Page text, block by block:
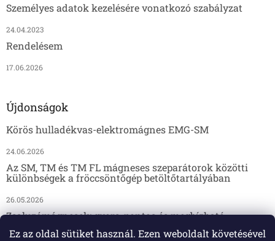
Ez az oldal sütiket használ. Ezen weboldalt követésével
Személyes adatok kezelésére vonatkozó szabályzat
24.04.2023
Rendelésem
17.06.2026
Újdonságok
Körös hulladékvas-elektromágnes EMG-SM
24.06.2026
Az SM, TM és TM FL mágneses szeparátorok közötti
különbségek a fröccsöntőgép betöltőtartályában
26.05.2026
Zsaluzómágnesek: gyors, pontos és megbízható